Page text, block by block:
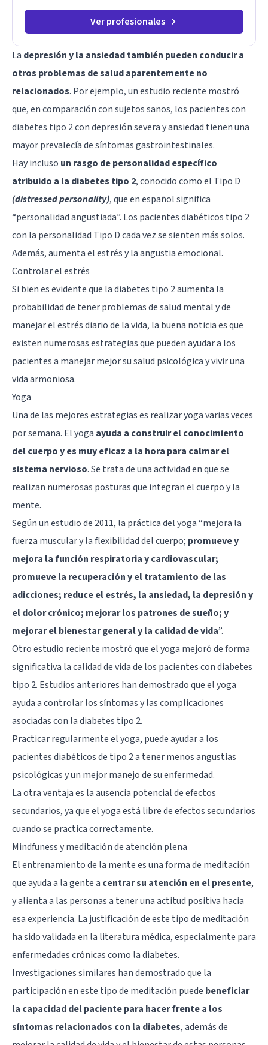
Ver profesionales
La depresión y la ansiedad también pueden conducir a
otros problemas de salud aparentemente no
relacionados. Por ejemplo, un estudio reciente mostró
que, en comparación con sujetos sanos, los pacientes con
diabetes tipo 2 con depresión severa y ansiedad tienen una
mayor prevalecía de síntomas gastrointestinales.
Hay incluso un rasgo de personalidad específico
atribuido a la diabetes tipo 2, conocido como el Tipo D
(distressed personality), que en español significa
“personalidad angustiada”. Los pacientes diabéticos tipo 2
con la personalidad Tipo D cada vez se sienten más solos.
Además, aumenta el estrés y la angustia emocional.
Controlar el estrés
Si bien es evidente que la diabetes tipo 2 aumenta la
probabilidad de tener problemas de salud mental y de
manejar el estrés diario de la vida, la buena noticia es que
existen numerosas estrategias que pueden ayudar a los
pacientes a manejar mejor su salud psicológica y vivir una
vida armoniosa.
Yoga
Una de las mejores estrategias es realizaryogavarias veces
por semana. El yoga ayuda a construir el conocimiento
del cuerpo y es muy eficaz a la hora para calmar el
sistema nervioso. Se trata de una actividad en que se
realizan numerosas posturas que integran el cuerpo y la
mente.
Según un estudio de 2011, la práctica del yoga “mejora la
fuerza muscular y la flexibilidad del cuerpo; promueve y
mejora la función respiratoria y cardiovascular;
promueve la recuperación y el tratamiento de las
adicciones; reduce el estrés, la ansiedad, la depresión y
el dolor crónico; mejorar los patrones de sueño; y
mejorar el bienestar general y la calidad de vida”.
Otro estudio reciente mostró que el yoga mejoró de forma
significativa la calidad de vida de los pacientes con diabetes
tipo 2. Estudios anteriores han demostrado que el yoga
ayuda a controlar los síntomas y las complicaciones
asociadas con la diabetes tipo 2.
Practicar regularmente el yoga, puede ayudar a los
pacientes diabéticos de tipo 2 a tener menos angustias
psicológicas y un mejor manejo de su enfermedad.
La otra ventaja es la ausencia potencial de efectos
secundarios, ya que el yoga está libre de efectos secundarios
cuando se practica correctamente.
Mindfuness y meditación de atención plena
El entrenamiento de la mente es una forma de meditación
que ayuda a la gente a centrar su atención en el presente,
y alienta a las personas a tener una actitud positiva hacia
esa experiencia. La justificación de este tipo de meditación
ha sido validada en la literatura médica, especialmente para
enfermedades crónicas como la diabetes.
Investigaciones similares han demostrado que la
participación en este tipo de meditación puede beneficiar
la capacidad del paciente para hacer frente a los
síntomas relacionados con la diabetes, además de